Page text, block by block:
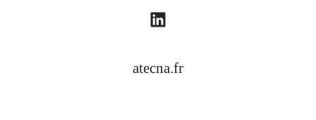
atecna.fr